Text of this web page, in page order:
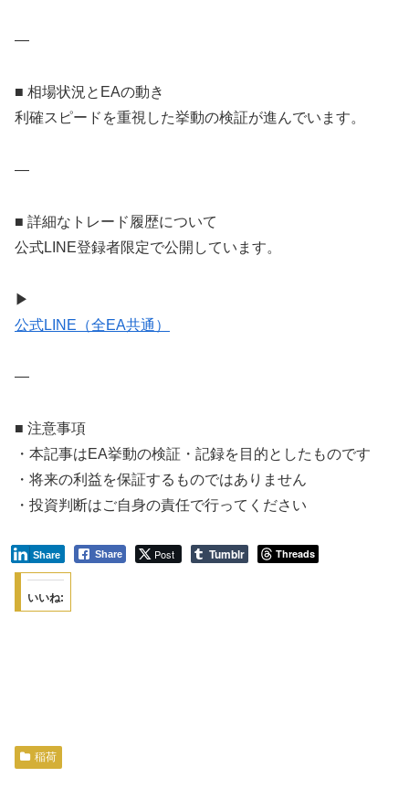
—
■ 相場状況とEAの動き
利確スピードを重視した挙動の検証が進んでいます。
—
■ 詳細なトレード履歴について
公式LINE登録者限定で公開しています。
▶
公式LINE（全EA共通）
—
■ 注意事項
・本記事はEA挙動の検証・記録を目的としたものです
・将来の利益を保証するものではありません
・投資判断はご自身の責任で行ってください
Share Post
Share Tumblr Threads
いいね:
稲荷